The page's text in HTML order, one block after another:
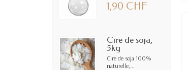
1,90 CHF
Cire de soja,
5kg
Cire de soja 100%
naturelle,...